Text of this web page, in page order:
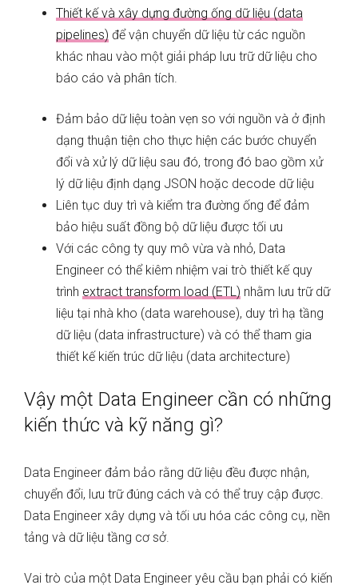
Thiết kế và xây dựng đường ống dữ liệu (data
pipelines) để vận chuyển dữ liệu từ các nguồn
khác nhau vào một giải pháp lưu trữ dữ liệu cho
báo cáo và phân tích.
Đảm bảo dữ liệu toàn vẹn so với nguồn và ở định
dạng thuận tiện cho thực hiện các bước chuyển
đổi và xử lý dữ liệu sau đó, trong đó bao gồm xử
lý dữ liệu định dạng JSON hoặc decode dữ liệu
Liên tục duy trì và kiểm tra đường ống để đảm
bảo hiệu suất đồng bộ dữ liệu được tối ưu
Với các công ty quy mô vừa và nhỏ, Data
Engineer có thể kiêm nhiệm vai trò thiết kế quy
trình extract transform load (ETL) nhằm lưu trữ dữ
liệu tại nhà kho (data warehouse), duy trì hạ tầng
dữ liệu (data infrastructure) và có thể tham gia
thiết kế kiến trúc dữ liệu (data architecture)
Vậy một Data Engineer cần có những
kiến thức và kỹ năng gì?
Data Engineer đảm bảo rằng dữ liệu đều được nhận,
chuyển đổi, lưu trữ đúng cách và có thể truy cập được.
Data Engineer xây dựng và tối ưu hóa các công cụ, nền
tảng và dữ liệu tầng cơ sở.
Vai trò của một Data Engineer yêu cầu bạn phải có kiến